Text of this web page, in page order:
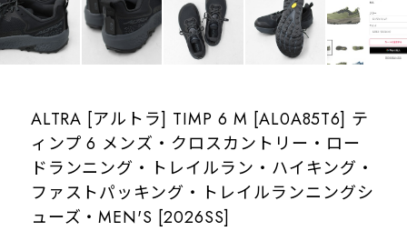
ALTRA [アルトラ] TIMP 6 M [AL0A85T6] テ
ィンプ 6 メンズ・クロスカントリー・ロー
ドランニング・トレイルラン・ハイキング・
ファストパッキング・トレイルランニングシ
ューズ・MEN'S [2026SS]